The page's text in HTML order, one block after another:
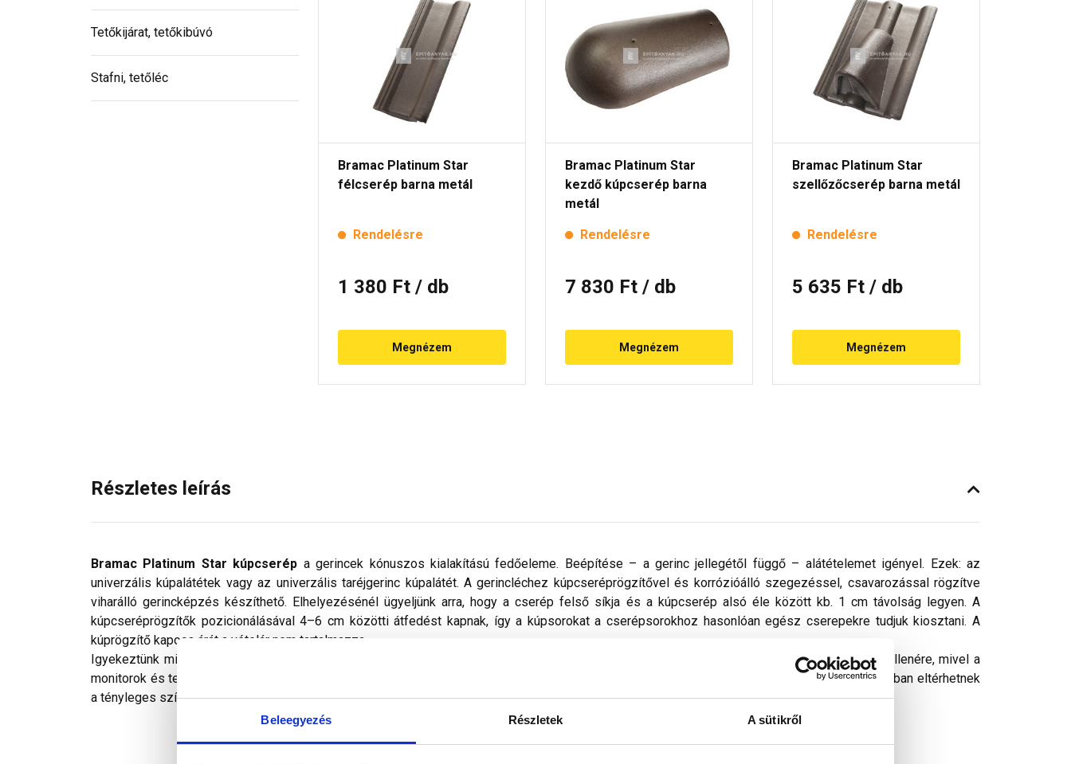
Beleegyezés Részletek A sütikről
Tetőkijárat, tetőkibúvó
Stafni, tetőléc
Bramac Platinum Star
félcserép barna metál
Rendelésre
1 380 Ft / db
Megnézem
Bramac Platinum Star
kezdő kúpcserép barna
metál
Rendelésre
7 830 Ft / db
Megnézem
Bramac Platinum Star
szellőzőcserép barna metál
Rendelésre
5 635 Ft / db
Megnézem
Részletes leírás
Bramac Platinum Star kúpcserép a gerincek kónuszos kialakítású fedőeleme. Beépítése – a gerinc jellegétől függő – alátételemet igényel. Ezek: az
univerzális kúpalátétek vagy az univerzális taréjgerinc kúpalátét. A gerincléchez kúpcseréprögzítővel és korrózióálló szegezéssel, csavarozással rögzítve
viharálló gerincképzés készíthető. Elhelyezésénél ügyeljünk arra, hogy a cserép felső síkja és a kúpcserép alsó éle között kb. 1 cm távolság legyen. A
kúpcseréprögzítők pozicionálásával 4–6 cm közötti átfedést kapnak, így a kúpsorokat a cserépsorokhoz hasonlóan egész cserepekre tudjuk kiosztani. A
kúprögzítő kapocs árát a vételár nem tartalmazza.
Igyekeztünk minden technikailag lehetséges módon biztosítani a termékeink színének a lehető leginkább valósághű megjelenítését. Ennek ellenére, mivel a
monitorok és telefonok kijelzőin megjelenő színek a legtöbb esetben nem tükrözik 100%-ban a valóságot, a képeken látható színek árnyalataikban eltérhetnek
a tényleges színektől.